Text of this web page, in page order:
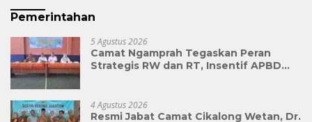
Pemerintahan
5 Agustus 2026
Camat Ngamprah Tegaskan Peran
Strategis RW dan RT, Insentif APBD
4 Agustus 2026
Resmi Jabat Camat Cikalong Wetan, Dr.